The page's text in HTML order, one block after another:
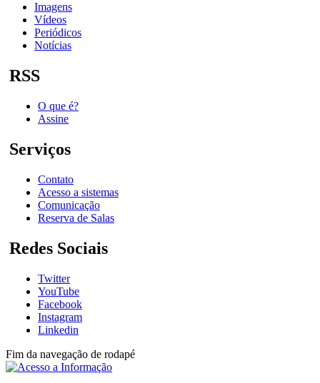
Imagens
Vídeos
Periódicos
Notícias
RSS
O que é?
Assine
Serviços
Contato
Acesso a sistemas
Comunicação
Reserva de Salas
Redes Sociais
Twitter
YouTube
Facebook
Instagram
Linkedin
Fim da navegação de rodapé